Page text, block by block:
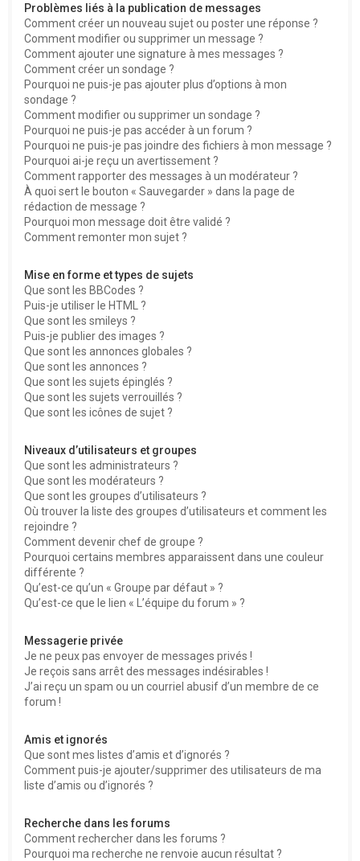
Problèmes liés à la publication de messages
Comment créer un nouveau sujet ou poster une réponse ?
Comment modifier ou supprimer un message ?
Comment ajouter une signature à mes messages ?
Comment créer un sondage ?
Pourquoi ne puis-je pas ajouter plus d’options à mon
sondage ?
Comment modifier ou supprimer un sondage ?
Pourquoi ne puis-je pas accéder à un forum ?
Pourquoi ne puis-je pas joindre des fichiers à mon message ?
Pourquoi ai-je reçu un avertissement ?
Comment rapporter des messages à un modérateur ?
À quoi sert le bouton « Sauvegarder » dans la page de
rédaction de message ?
Pourquoi mon message doit être validé ?
Comment remonter mon sujet ?
Mise en forme et types de sujets
Que sont les BBCodes ?
Puis-je utiliser le HTML ?
Que sont les smileys ?
Puis-je publier des images ?
Que sont les annonces globales ?
Que sont les annonces ?
Que sont les sujets épinglés ?
Que sont les sujets verrouillés ?
Que sont les icônes de sujet ?
Niveaux d’utilisateurs et groupes
Que sont les administrateurs ?
Que sont les modérateurs ?
Que sont les groupes d’utilisateurs ?
Où trouver la liste des groupes d’utilisateurs et comment les
rejoindre ?
Comment devenir chef de groupe ?
Pourquoi certains membres apparaissent dans une couleur
différente ?
Qu’est-ce qu’un « Groupe par défaut » ?
Qu’est-ce que le lien « L’équipe du forum » ?
Messagerie privée
Je ne peux pas envoyer de messages privés !
Je reçois sans arrêt des messages indésirables !
J’ai reçu un spam ou un courriel abusif d’un membre de ce
forum !
Amis et ignorés
Que sont mes listes d’amis et d’ignorés ?
Comment puis-je ajouter/supprimer des utilisateurs de ma
liste d’amis ou d’ignorés ?
Recherche dans les forums
Comment rechercher dans les forums ?
Pourquoi ma recherche ne renvoie aucun résultat ?